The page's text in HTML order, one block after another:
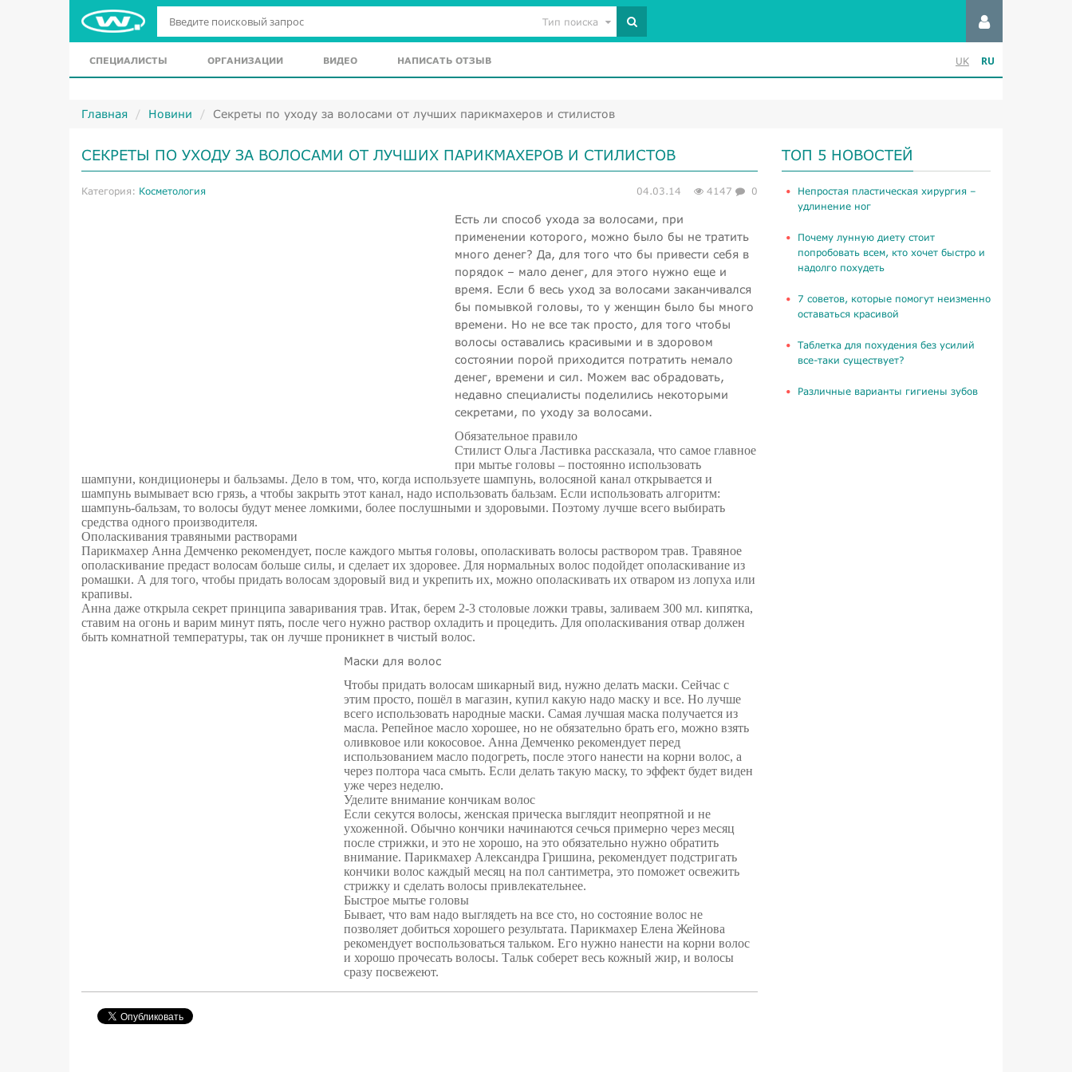
Тип поиска
СПЕЦИАЛИСТЫ ОРГАНИЗАЦИИ ВИДЕО НАПИСАТЬ ОТЗЫВ UK RU
Главная Новини Секреты по уходу за волосами от лучших парикмахеров и стилистов
СЕКРЕТЫ ПО УХОДУ ЗА ВОЛОСАМИ ОТ ЛУЧШИХ ПАРИКМАХЕРОВ И СТИЛИСТОВ
Категория: Косметология 04.03.14 4147 0
Есть ли способ ухода за волосами, при
применении которого, можно было бы не тратить
много денег? Да, для того что бы привести себя в
порядок – мало денег, для этого нужно еще и
время. Если б весь уход за волосами заканчивался
бы помывкой головы, то у женщин было бы много
времени. Но не все так просто, для того чтобы
волосы оставались красивыми и в здоровом
состоянии порой приходится потратить немало
денег, времени и сил. Можем вас обрадовать,
недавно специалисты поделились некоторыми
секретами, по уходу за волосами.
Обязательное правило
Стилист Ольга Ластивка рассказала, что самое главное
при мытье головы – постоянно использовать
шампуни, кондиционеры и бальзамы. Дело в том, что, когда используете шампунь, волосяной канал открывается и
шампунь вымывает всю грязь, а чтобы закрыть этот канал, надо использовать бальзам. Если использовать алгоритм:
шампунь-бальзам, то волосы будут менее ломкими, более послушными и здоровыми. Поэтому лучше всего выбирать
средства одного производителя.
Ополаскивания травяными растворами
Парикмахер Анна Демченко рекомендует, после каждого мытья головы, ополаскивать волосы раствором трав. Травяное
ополаскивание предаст волосам больше силы, и сделает их здоровее. Для нормальных волос подойдет ополаскивание из
ромашки. А для того, чтобы придать волосам здоровый вид и укрепить их, можно ополаскивать их отваром из лопуха или
крапивы.
Анна даже открыла секрет принципа заваривания трав. Итак, берем 2-3 столовые ложки травы, заливаем 300 мл. кипятка,
ставим на огонь и варим минут пять, после чего нужно раствор охладить и процедить. Для ополаскивания отвар должен
быть комнатной температуры, так он лучше проникнет в чистый волос.
Маски для волос
Чтобы придать волосам шикарный вид, нужно делать маски. Сейчас с
этим просто, пошёл в магазин, купил какую надо маску и все. Но лучше
всего использовать народные маски. Самая лучшая маска получается из
масла. Репейное масло хорошее, но не обязательно брать его, можно взять
оливковое или кокосовое. Анна Демченко рекомендует перед
использованием масло подогреть, после этого нанести на корни волос, а
через полтора часа смыть. Если делать такую маску, то эффект будет виден
уже через неделю.
Уделите внимание кончикам волос
Если секутся волосы, женская прическа выглядит неопрятной и не
ухоженной. Обычно кончики начинаются сечься примерно через месяц
после стрижки, и это не хорошо, на это обязательно нужно обратить
внимание. Парикмахер Александра Гришина, рекомендует подстригать
кончики волос каждый месяц на пол сантиметра, это поможет освежить
стрижку и сделать волосы привлекательнее.
Быстрое мытье головы
Бывает, что вам надо выглядеть на все сто, но состояние волос не
позволяет добиться хорошего результата. Парикмахер Елена Жейнова
рекомендует воспользоваться тальком. Его нужно нанести на корни волос
и хорошо прочесать волосы. Тальк соберет весь кожный жир, и волосы
сразу посвежеют.
ТОП 5 НОВОСТЕЙ
​Непростая пластическая хирургия –
удлинение ног
Почему лунную диету стоит
попробовать всем, кто хочет быстро и
надолго похудеть
​7 советов, которые помогут неизменно
оставаться красивой
Таблетка для похудения без усилий
все-таки существует?
​Различные варианты гигиены зубов